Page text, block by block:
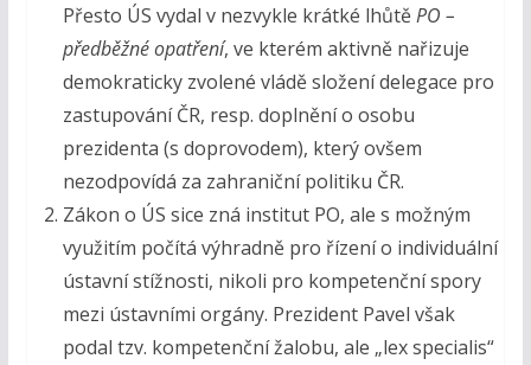
Přesto ÚS vydal v nezvykle krátké lhůtěPO –
předběžné opatření, ve kterém aktivně nařizuje
demokraticky zvolené vládě složení delegace pro
zastupování ČR, resp. doplnění o osobu
prezidenta (s doprovodem), který ovšem
nezodpovídá za zahraniční politiku ČR.
Zákon o ÚS sice zná institut PO, ale s možným
využitím počítá výhradně pro řízení o individuální
ústavní stížnosti, nikoli pro kompetenční spory
mezi ústavními orgány. Prezident Pavel však
podal tzv. kompetenční žalobu, ale „lex specialis“